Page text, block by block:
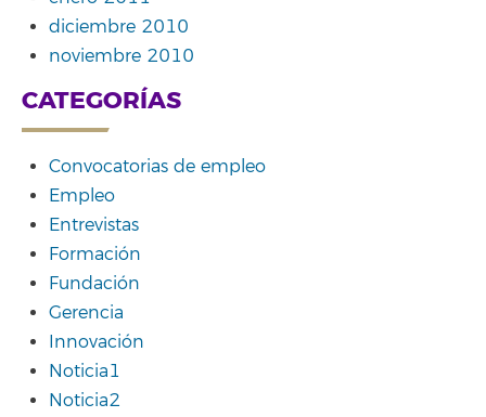
diciembre 2010
noviembre 2010
CATEGORÍAS
Convocatorias de empleo
Empleo
Entrevistas
Formación
Fundación
Gerencia
Innovación
Noticia1
Noticia2